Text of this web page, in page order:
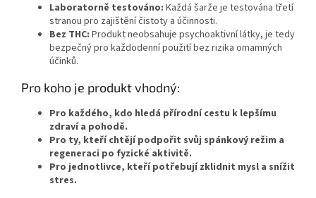
Laboratorně testováno: Každá šarže je testována třetí
stranou pro zajištění čistoty a účinnosti.
Bez THC: Produkt neobsahuje psychoaktivní látky, je tedy
bezpečný pro každodenní použití bez rizika omamných
účinků.
Pro koho je produkt vhodný:
Pro každého, kdo hledá přírodní cestu k lepšímu
zdraví a pohodě.
Pro ty, kteří chtějí podpořit svůj spánkový režim a
regeneraci po fyzické aktivitě.
Pro jednotlivce, kteří potřebují zklidnit mysl a snížit
stres.